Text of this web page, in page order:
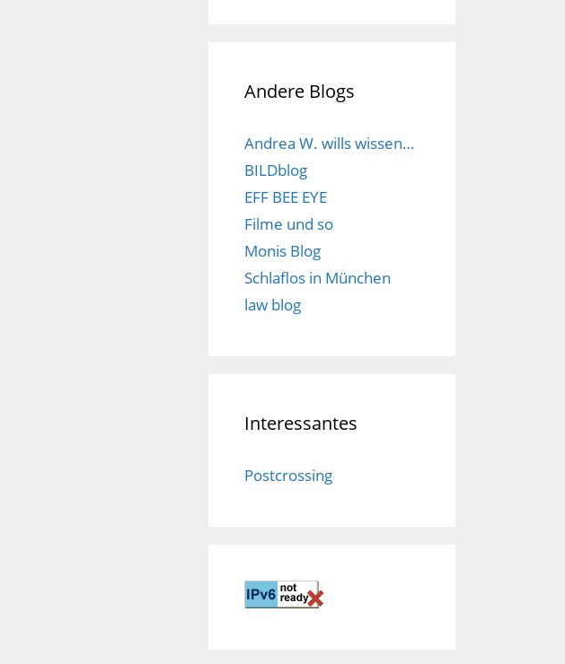
Andere Blogs
Andrea W. wills wissen…
BILDblog
EFF BEE EYE
Filme und so
Monis Blog
Schlaflos in München
law blog
Interessantes
Postcrossing